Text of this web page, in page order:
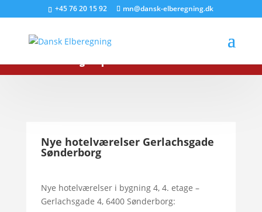
+45 76 20 15 92 mn@dansk-elberegning.dk
Nye hotelværelser Gerlachsgade
Sønderborg
Nye hotelværelser i bygning 4, 4. etage –
Gerlachsgade 4, 6400 Sønderborg: